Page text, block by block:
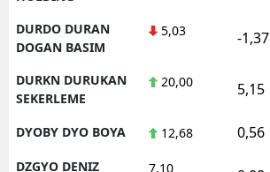
DURDO DURAN
DOGAN BASIM
5,03 -1,37
DURKN DURUKAN
SEKERLEME
20,00 5,15
DYOBY DYO BOYA 12,68 0,56
DZGYO DENIZ
7,10